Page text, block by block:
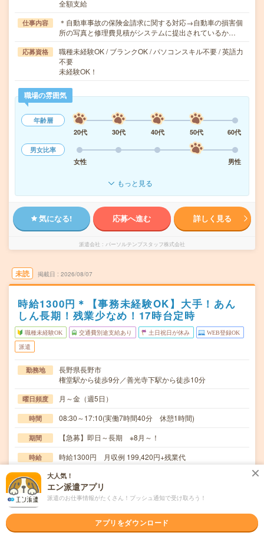
全額支給
仕事内容
＊自動車事故の保険金請求に関する対応→自動車の損害個
所の写真と修理費見積がシステムに提出されているか…
応募資格
職種未経験OK / ブランクOK / パソコンスキル不要 / 英語力
不要
未経験OK！
職場の雰囲気
年齢層
20代
30代 40代 50代
60代
男女比率
女性
男性
もっと見る
気になる! 応募へ進む 詳しく見る
派遣会社 パーソルテンプスタッフ株式会社
未読 掲載日 2026/08/07
時給1300円＊【事務未経験OK】大手！あん
しん長期！残業少なめ！17時台定時
職種未経験OK 交通費別途支給あり 土日祝日が休み WEB登録OK
派遣
勤務地
長野県長野市
権堂駅から徒歩9分／善光寺下駅から徒歩10分
曜日頻度 月～金（週5日）
時間 08:30～17:10(実働7時間40分 休憩1時間)
期間 【急募】即日～長期 ※8月～！
時給 時給1300円 月収例 199,420円+残業代
全額支給
仕事内容
対応＊会議の予定登録＊備品管理・購入＊関係部署へ…
応募資格 職種未経験OK / ブランクOK / パソコンスキル不要 / 英語力
大人気！
エン派遣アプリ
派遣のお仕事情報がたくさん！プッシュ通知で受け取ろう！
アプリをダウンロード